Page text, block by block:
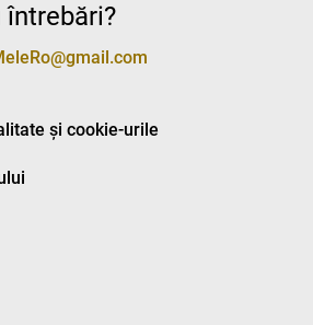
și cookie-urile